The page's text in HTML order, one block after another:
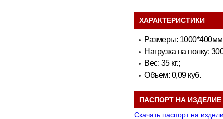
ХАРАКТЕРИСТИКИ
Размеры:
Нагрузка на полку:
Вес: 35 кг.;
Объем: 0,09 куб.
ПАСПОРТ НА ИЗДЕЛИЕ
Скачать паспорт на